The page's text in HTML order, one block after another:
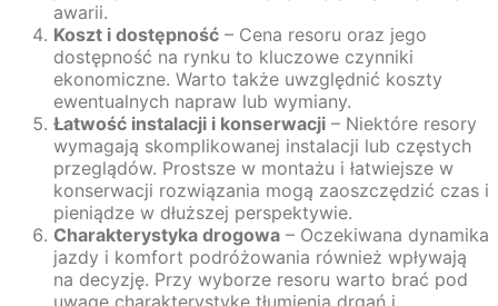
awarii.
Koszt i dostępność – Cena resoru oraz jego
dostępność na rynku to kluczowe czynniki
ekonomiczne. Warto także uwzględnić koszty
ewentualnych napraw lub wymiany.
Łatwość instalacji i konserwacji – Niektóre resory
wymagają skomplikowanej instalacji lub częstych
przeglądów. Prostsze w montażu i łatwiejsze w
konserwacji rozwiązania mogą zaoszczędzić czas i
pieniądze w dłuższej perspektywie.
Charakterystyka drogowa – Oczekiwana dynamika
jazdy i komfort podróżowania również wpływają
na decyzję. Przy wyborze resoru warto brać pod